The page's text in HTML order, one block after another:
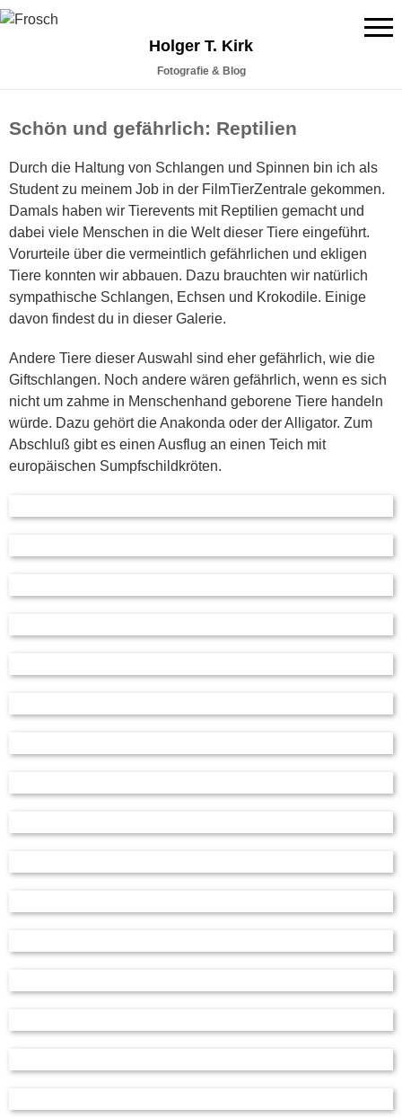
Holger T. Kirk
Fotografie & Blog
Schön und gefährlich: Reptilien
Durch die Haltung von Schlangen und Spinnen bin ich als
Student zu meinem Job in der FilmTierZentrale gekommen.
Damals haben wir Tierevents mit Reptilien gemacht und
dabei viele Menschen in die Welt dieser Tiere eingeführt.
Vorurteile über die vermeintlich gefährlichen und ekligen
Tiere konnten wir abbauen. Dazu brauchten wir natürlich
sympathische Schlangen, Echsen und Krokodile. Einige
davon findest du in dieser Galerie.
Andere Tiere dieser Auswahl sind eher gefährlich, wie die
Giftschlangen. Noch andere wären gefährlich, wenn es sich
nicht um zahme in Menschenhand geborene Tiere handeln
würde. Dazu gehört die Anakonda oder der Alligator. Zum
Abschluß gibt es einen Ausflug an einen Teich mit
europäischen Sumpfschildkröten.